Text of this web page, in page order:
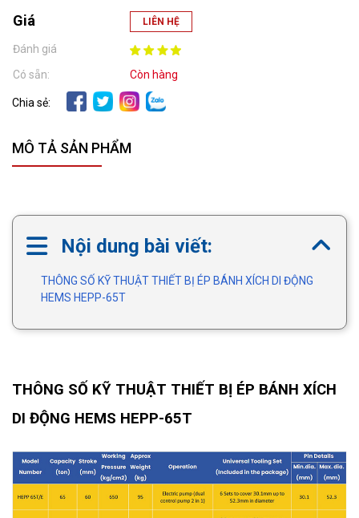
Giá LIÊN HỆ
Đánh giá
Có sẵn:
Còn hàng
Chia sẻ:
MÔ TẢ SẢN PHẨM
Nội dung bài viết:
THÔNG SỐ KỸ THUẬT THIẾT BỊ ÉP BÁNH XÍCH DI ĐỘNG
HEMS HEPP-65T
THÔNG SỐ KỸ THUẬT THIẾT BỊ ÉP BÁNH XÍCH
DI ĐỘNG HEMS HEPP-65T